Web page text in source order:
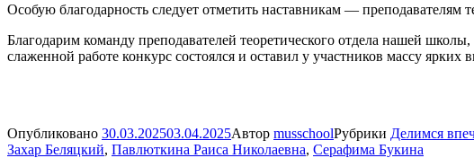
Особую благодарность следует отметить наставникам — преподавателям
Благодарим команду преподавателей теоретического отдела нашей
слаженной работе конкурс состоялся и оставил у участников массу ярких
Опубликовано 30.03.202503.04.2025Автор musschoolРубрики Делимся
Захар Беляцкий, Павлюткина Раиса Николаевна, Серафима Букина